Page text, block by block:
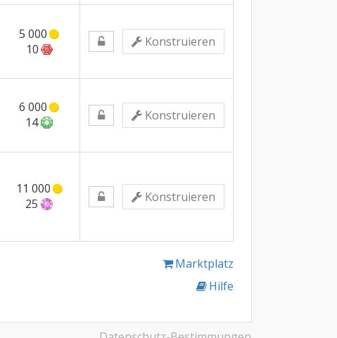
5 000
10
Konstruieren
6 000
14
Konstruieren
11 000
25
Konstruieren
Marktplatz
Hilfe